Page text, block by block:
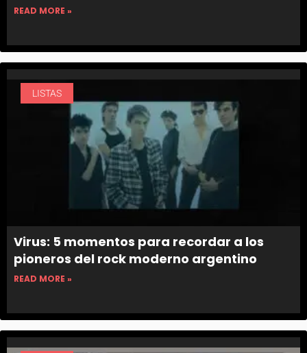
READ MORE »
LISTAS
Virus: 5 momentos para recordar a los
pioneros del rock moderno argentino
READ MORE »